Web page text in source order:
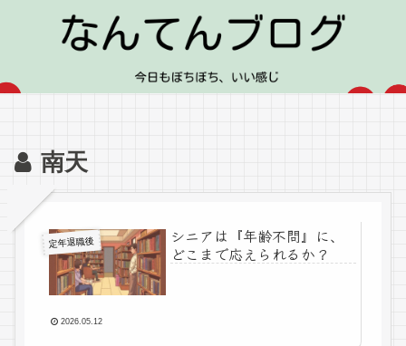
南天
定年退職後
シニアは『年齢不問』に、
どこまで応えられるか？
2026.05.12